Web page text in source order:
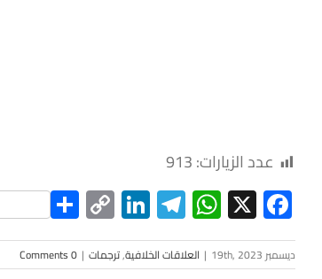
عدد الزيارات:913
Facebook
X
WhatsApp
Telegram
LinkedIn
Copy
Link ديسمبر 19th, 2023 | العلاقات الخلافية,ترجمات |
0 Comments